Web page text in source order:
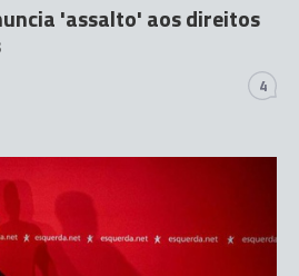
'assalto' aos direitos
4